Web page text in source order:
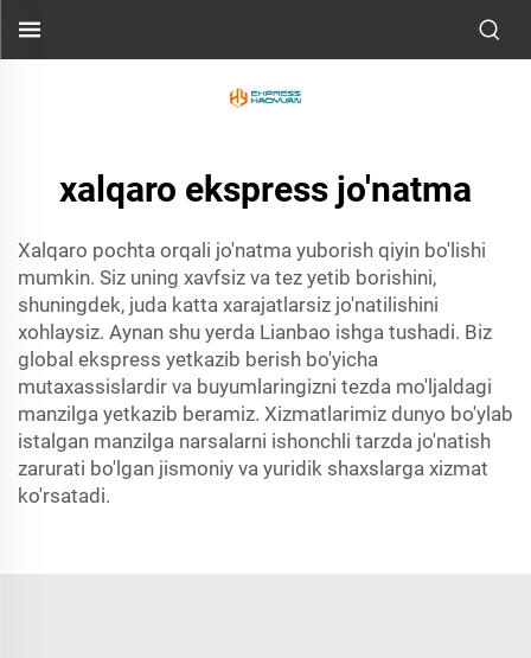
xalqaro ekspress jo'natma
Xalqaro pochta orqali jo'natma yuborish qiyin bo'lishi
mumkin. Siz uning xavfsiz va tez yetib borishini,
shuningdek, juda katta xarajatlarsiz jo'natilishini
xohlaysiz. Aynan shu yerda Lianbao ishga tushadi. Biz
global ekspress yetkazib berish bo'yicha
mutaxassislardir va buyumlaringizni tezda mo'ljaldagi
manzilga yetkazib beramiz. Xizmatlarimiz dunyo bo'ylab
istalgan manzilga narsalarni ishonchli tarzda jo'natish
zarurati bo'lgan jismoniy va yuridik shaxslarga xizmat
ko'rsatadi.